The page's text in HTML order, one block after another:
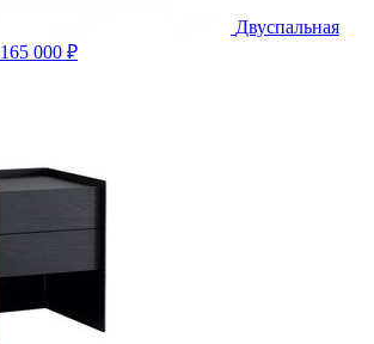
Двуспальная
165 000 ₽